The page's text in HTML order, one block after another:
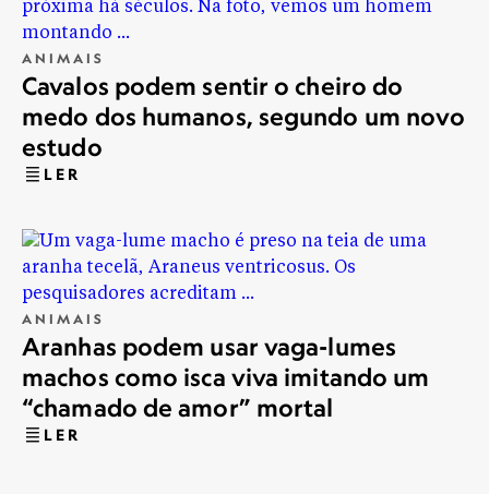
ANIMAIS
Cavalos podem sentir o cheiro do
medo dos humanos, segundo um novo
estudo
LER
ANIMAIS
Aranhas podem usar vaga-lumes
machos como isca viva imitando um
“chamado de amor” mortal
LER